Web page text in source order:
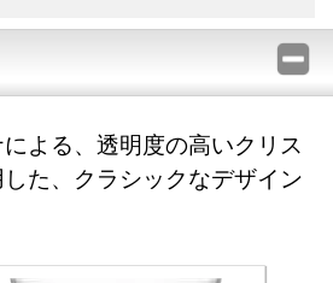
よる、透明度の高いクリス
た、クラシックなデザイン